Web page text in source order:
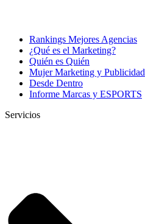
Rankings Mejores Agencias
¿Qué es el Marketing?
Quién es Quién
Mujer Marketing y Publicidad
Desde Dentro
Informe Marcas y ESPORTS
Servicios